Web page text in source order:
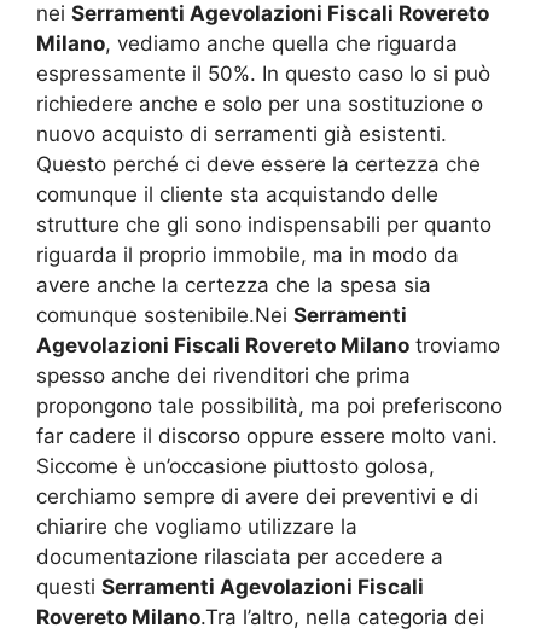
nei Serramenti Agevolazioni Fiscali Rovereto
Milano, vediamo anche quella che riguarda
espressamente il 50%. In questo caso lo si può
richiedere anche e solo per una sostituzione o
nuovo acquisto di serramenti già esistenti.
Questo perché ci deve essere la certezza che
comunque il cliente sta acquistando delle
strutture che gli sono indispensabili per quanto
riguarda il proprio immobile, ma in modo da
avere anche la certezza che la spesa sia
comunque sostenibile.Nei Serramenti
Agevolazioni Fiscali Rovereto Milano troviamo
spesso anche dei rivenditori che prima
propongono tale possibilità, ma poi preferiscono
far cadere il discorso oppure essere molto vani.
Siccome è un’occasione piuttosto golosa,
cerchiamo sempre di avere dei preventivi e di
chiarire che vogliamo utilizzare la
documentazione rilasciata per accedere a
questi Serramenti Agevolazioni Fiscali
Rovereto Milano.Tra l’altro, nella categoria dei